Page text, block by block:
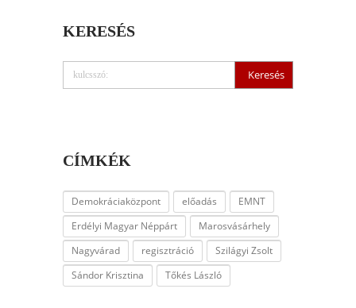
KERESÉS
CÍMKÉK
Demokráciaközpont előadás
EMNT
Erdélyi Magyar Néppárt
Marosvásárhely
Nagyvárad
regisztráció
Szilágyi Zsolt
Sándor Krisztina
Tőkés László